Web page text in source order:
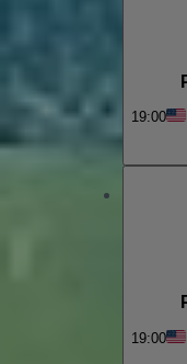
19:00
19:00